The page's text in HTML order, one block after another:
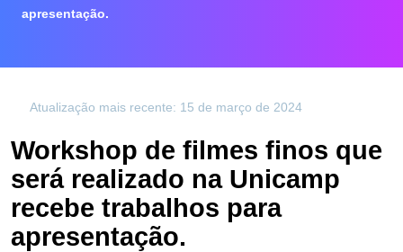
apresentação.
Atualização mais recente: 15 de março de 2024
Workshop de filmes finos que
será realizado na Unicamp
recebe trabalhos para
apresentação.